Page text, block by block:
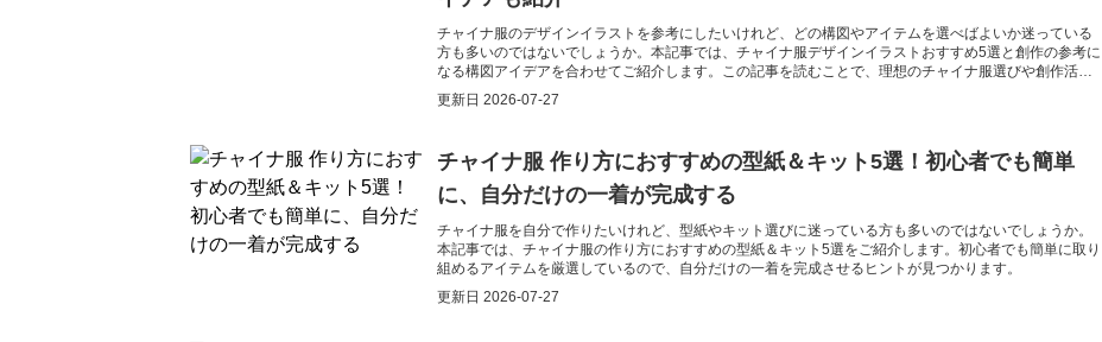
チャイナ服のデザインイラストを参考にしたいけれど、どの構図やアイテムを選べばよいか迷っている
方も多いのではないでしょうか。本記事では、チャイナ服デザインイラストおすすめ5選と創作の参考に
なる構図アイデアを合わせてご紹介します。この記事を読むことで、理想のチャイナ服選びや創作活動
にすぐに役立てることができます。
更新日 2026-07-27
チャイナ服 作り方におすすめの型紙＆キット5選！初心者でも簡単
に、自分だけの一着が完成する
チャイナ服を自分で作りたいけれど、型紙やキット選びに迷っている方も多いのではないでしょうか。
本記事では、チャイナ服の作り方におすすめの型紙＆キット5選をご紹介します。初心者でも簡単に取り
組めるアイテムを厳選しているので、自分だけの一着を完成させるヒントが見つかります。
更新日 2026-07-27